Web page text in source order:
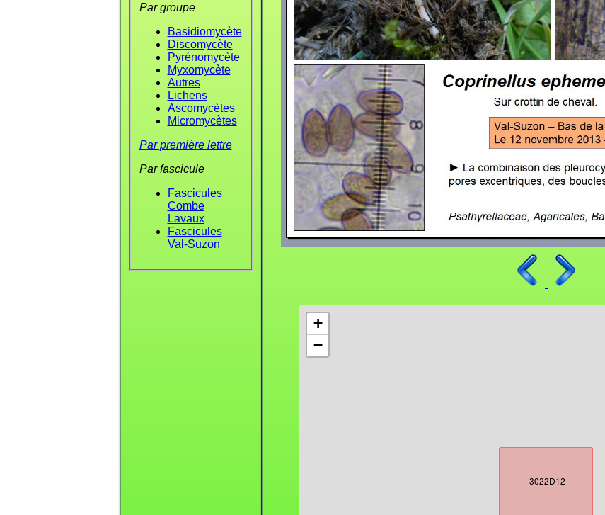
Par groupe
Basidiomycète
Discomycète
Pyrénomycète
Myxomycète
Autres
Lichens
Ascomycètes
Micromycètes
Par première lettre
Par fascicule
Fascicules
Combe
Lavaux
Fascicules
Val-Suzon
3022D12
+
−